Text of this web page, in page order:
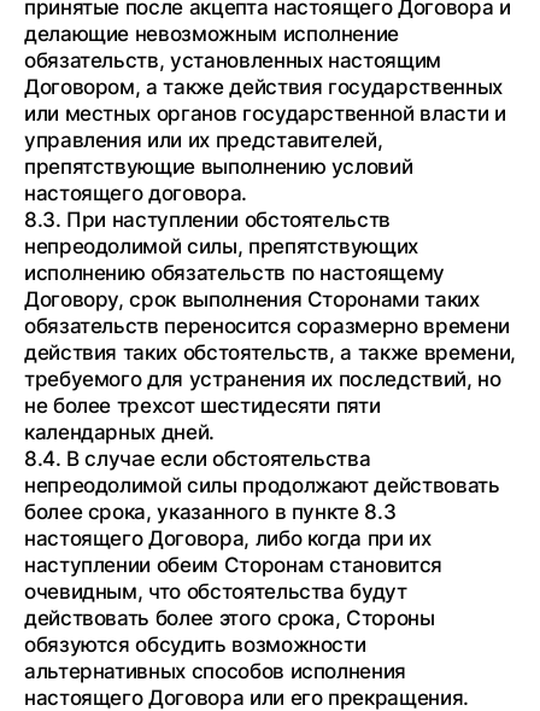
принятые после акцепта настоящего Договора и
делающие невозможным исполнение
обязательств, установленных настоящим
Договором, а также действия государственных
или местных органов государственной власти и
управления или их представителей,
препятствующие выполнению условий
настоящего договора.
8.3. При наступлении обстоятельств
непреодолимой силы, препятствующих
исполнению обязательств по настоящему
Договору, срок выполнения Сторонами таких
обязательств переносится соразмерно времени
действия таких обстоятельств, а также времени,
требуемого для устранения их последствий, но
не более трехсот шестидесяти пяти
календарных дней.
8.4. В случае если обстоятельства
непреодолимой силы продолжают действовать
более срока, указанного в пункте 8.3
настоящего Договора, либо когда при их
наступлении обеим Сторонам становится
очевидным, что обстоятельства будут
действовать более этого срока, Стороны
обязуются обсудить возможности
альтернативных способов исполнения
настоящего Договора или его прекращения.